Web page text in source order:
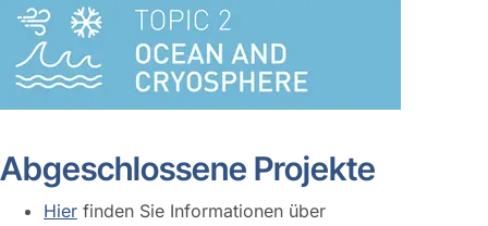
Abgeschlossene Projekte
Hier finden Sie Informationen über